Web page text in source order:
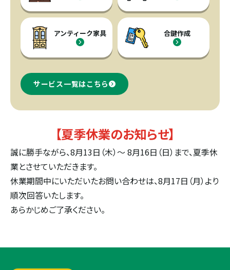
アンティーク家具 合鍵作成
サービス一覧はこちら
【夏季休業のお知らせ】
誠に勝手ながら、8月13日（木）～ 8月16日（日）まで、夏季休
業とさせていただきます。
休業期間中にいただいたお問い合わせは、8月17日（月）より
順次回答いたします。
あらかじめご了承ください。